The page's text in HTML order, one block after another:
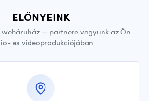
ELŐNYEINK
webáruház — partnere vagyunk az Ön
és videoprodukciójában